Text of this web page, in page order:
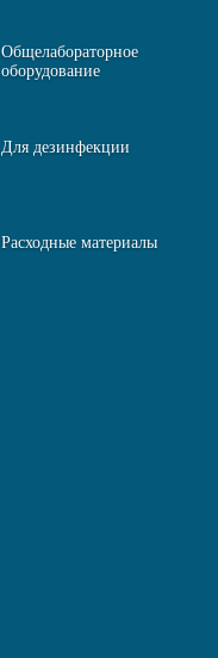
Общелабораторное
оборудование
Для дезинфекции
Расходные материалы